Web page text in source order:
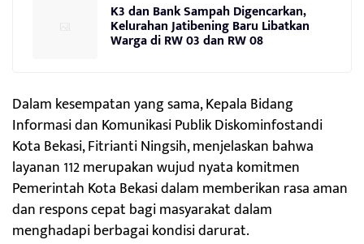
K3 dan Bank Sampah Digencarkan,
Kelurahan Jatibening Baru Libatkan
Warga di RW 03 dan RW 08
Dalam kesempatan yang sama, Kepala Bidang
Informasi dan Komunikasi Publik Diskominfostandi
Kota Bekasi, Fitrianti Ningsih, menjelaskan bahwa
layanan 112 merupakan wujud nyata komitmen
Pemerintah Kota Bekasi dalam memberikan rasa aman
dan respons cepat bagi masyarakat dalam
menghadapi berbagai kondisi darurat.